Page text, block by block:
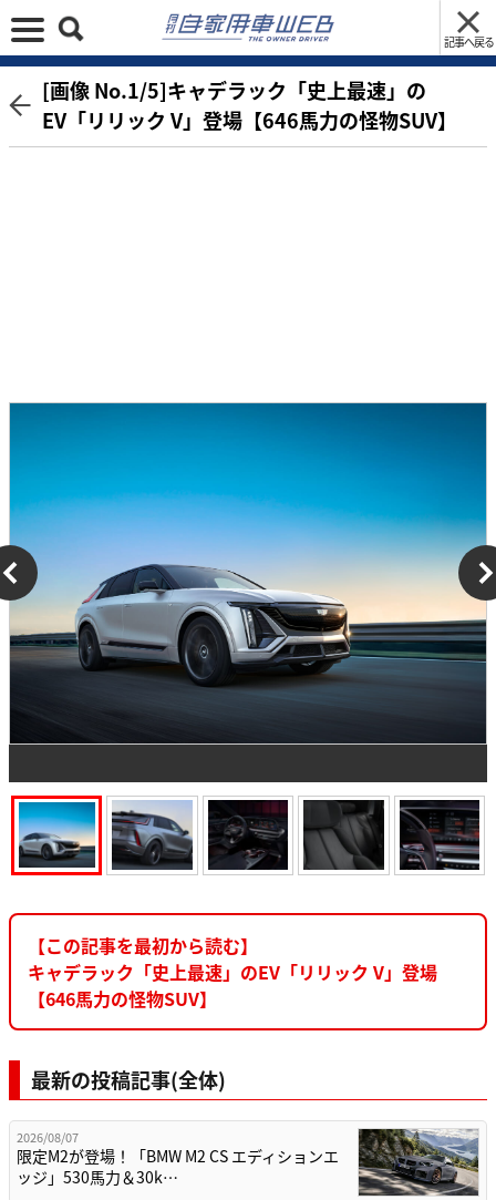
記事へ戻る
[画像 No.1/5]キャデラック「史上最速」の
EV「リリック V」登場【646馬力の怪物SUV】
【この記事を最初から読む】
キャデラック「史上最速」のEV「リリック V」登場
【646馬力の怪物SUV】
最新の投稿記事(全体)
2026/08/07
限定M2が登場！「BMW M2 CS エディションエ
ッジ」530馬力＆30k…